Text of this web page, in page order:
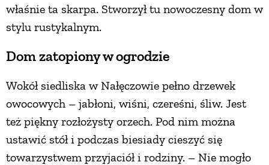
właśnie ta skarpa. Stworzył tu nowoczesny dom w
stylu rustykalnym.
Dom zatopiony w ogrodzie
Wokół siedliska w Nałęczowie pełno drzewek
owocowych – jabłoni, wiśni, czereśni, śliw. Jest
też piękny rozłożysty orzech. Pod nim można
ustawić stół i podczas biesiady cieszyć się
towarzystwem przyjaciół i rodziny. – Nie mogło
RĘKODZIEŁO
ZWYCZAJE
ZRÓB TO SAM